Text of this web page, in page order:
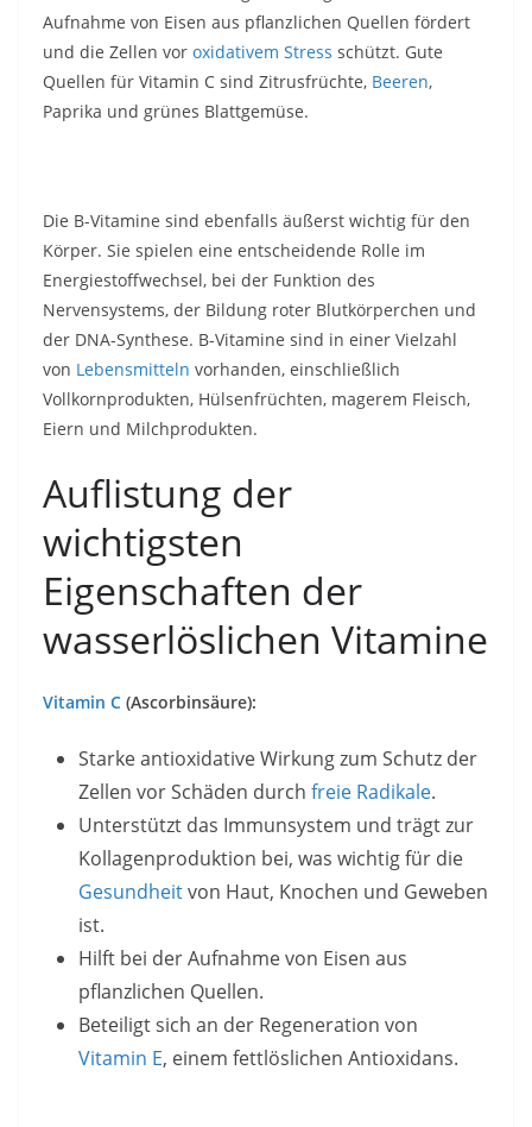
Aufnahme von Eisen aus pflanzlichen Quellen fördert
und die Zellen vor oxidativem Stress schützt. Gute
Quellen für Vitamin C sind Zitrusfrüchte, Beeren,
Paprika und grünes Blattgemüse.
Die B-Vitamine sind ebenfalls äußerst wichtig für den
Körper. Sie spielen eine entscheidende Rolle im
Energiestoffwechsel, bei der Funktion des
Nervensystems, der Bildung roter Blutkörperchen und
der DNA-Synthese. B-Vitamine sind in einer Vielzahl
von Lebensmitteln vorhanden, einschließlich
Vollkornprodukten, Hülsenfrüchten, magerem Fleisch,
Eiern und Milchprodukten.
Auflistung der
wichtigsten
Eigenschaften der
wasserlöslichen Vitamine
Vitamin C (Ascorbinsäure):
Starke antioxidative Wirkung zum Schutz der
Zellen vor Schäden durch freie Radikale.
Unterstützt das Immunsystem und trägt zur
Kollagenproduktion bei, was wichtig für die
Gesundheitvon Haut, Knochen und Geweben
ist.
Hilft bei der Aufnahme von Eisen aus
pflanzlichen Quellen.
Beteiligt sich an der Regeneration von
Vitamin E, einem fettlöslichen Antioxidans.